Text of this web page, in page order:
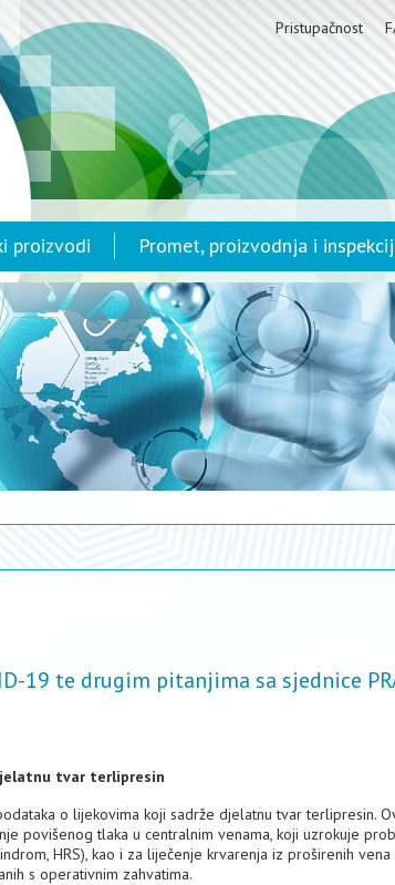
Pristupačnost
proizvodi Promet, proizvodnja i
19 te drugim pitanjima sa sjednice
tvar terlipresin
o lijekovima koji sadrže djelatnu tvar terlipresin.
povišenog tlaka u centralnim venama, koji uzrokuje
HRS), kao i za liječenje krvarenja iz proširenih vena
s operativnim zahvatima.